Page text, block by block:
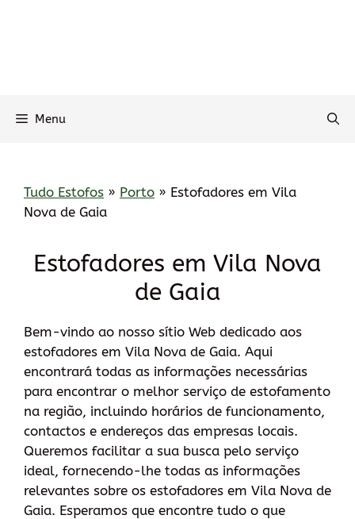
Menu
Tudo Estofos » Porto » Estofadores em Vila
Nova de Gaia
Estofadores em Vila Nova
de Gaia
Bem-vindo ao nosso sítio Web dedicado aos
estofadores em Vila Nova de Gaia. Aqui
encontrará todas as informações necessárias
para encontrar o melhor serviço de estofamento
na região, incluindo horários de funcionamento,
contactos e endereços das empresas locais.
Queremos facilitar a sua busca pelo serviço
ideal, fornecendo-lhe todas as informações
relevantes sobre os estofadores em Vila Nova de
Gaia. Esperamos que encontre tudo o que